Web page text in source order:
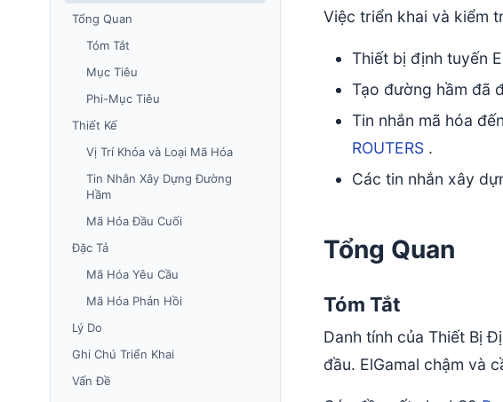
Tổng Quan
Tóm Tắt
Mục Tiêu
Phi-Mục Tiêu
Thiết Kế
Vị Trí Khóa và Loại Mã Hóa
Tin Nhắn Xây Dựng Đường
Hầm
Mã Hóa Đầu Cuối
Đặc Tả
Mã Hóa Yêu Cầu
Mã Hóa Phản Hồi
Lý Do
Ghi Chú Triển Khai
Vấn Đề
Việc triển khai và kiểm
Thiết bị định tuyến
Tạo đường hầm đã
Tin nhắn mã hóa
ROUTERS .
Các tin nhắn xây
Tổng Quan
Tóm Tắt
Danh tính của Thiết Bị
đầu. ElGamal chậm và